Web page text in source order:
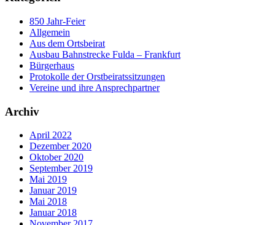
850 Jahr-Feier
Allgemein
Aus dem Ortsbeirat
Ausbau Bahnstrecke Fulda – Frankfurt
Bürgerhaus
Protokolle der Orstbeiratssitzungen
Vereine und ihre Ansprechpartner
Archiv
April 2022
Dezember 2020
Oktober 2020
September 2019
Mai 2019
Januar 2019
Mai 2018
Januar 2018